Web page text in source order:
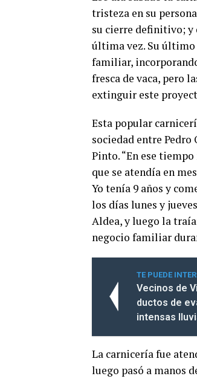
tristeza en su
su cierre definitivo; y
última vez. Su
familiar,
fresca de vaca, pero
extinguir este
Esta popular
sociedad entre
Pinto. “En ese
que se atendía en
Yo tenía 9 años y
los días lunes y
Aldea, y luego la
negocio familiar
TE PUEDE
Vecinos de
ductos de
intensas
La carnicería fue
luego pasó a manos